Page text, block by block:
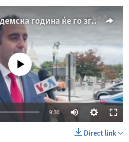
Шаќири: Оваа академска година ќе го зголемиме бројот на Фулбрајт студенти
currently available
9:30
Direct link